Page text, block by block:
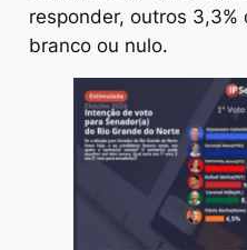
responder, outros 3,3%
branco ou nulo.